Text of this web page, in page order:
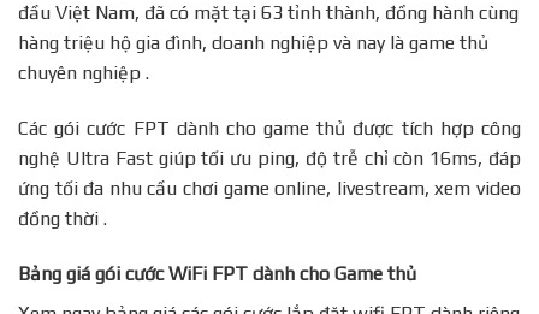
đầu Việt Nam, đã có mặt tại 63 tỉnh thành, đồng hành cùng
hàng triệu hộ gia đình, doanh nghiệp và nay là game thủ
chuyên nghiệp .
Các gói cước FPT dành cho game thủ được tích hợp công
nghệ Ultra Fast giúp tối ưu ping, độ trễ chỉ còn 16ms, đáp
ứng tối đa nhu cầu chơi game online, livestream, xem video
đồng thời .
Bảng giá gói cước WiFi FPT dành cho Game thủ